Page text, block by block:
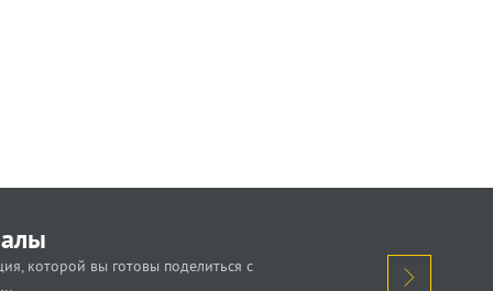
которой вы готовы поделиться с